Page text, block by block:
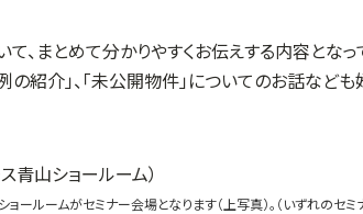
、まとめて分かりやすくお伝えする内容となっ
の紹介」、「未公開物件」についてのお話など
ールームがセミナー会場となります（上写真）。（いずれのセ